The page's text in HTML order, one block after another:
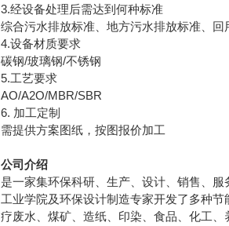
3.经设备处理后需达到何种标准
综合污水排放标准、地方污水排放标准、
4.设备材质要求
碳钢/玻璃钢/不锈钢
5.工艺要求
AO/A2O/MBR/SBR
6. 加工定制
需提供方案图纸，按图报价加工
公司介绍
是一家集环保科研、生产、设计、销售、
工业学院及环保设计制造专家开发了多种
疗废水、煤矿、造纸、印染、食品、化工